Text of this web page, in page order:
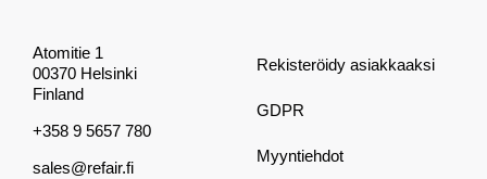
Atomitie 1
00370 Helsinki
Finland
+358 9 5657 780
sales@refair.fi
Rekisteröidy asiakkaaksi
GDPR
Myyntiehdot